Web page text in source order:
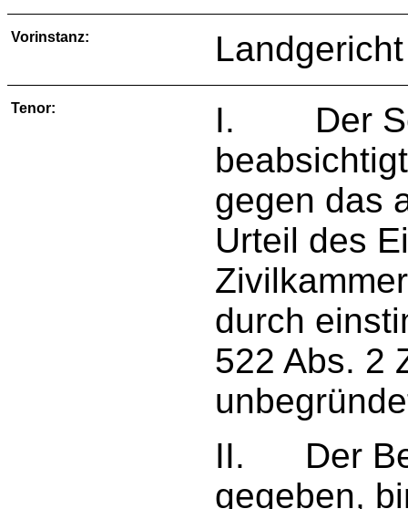
Vorinstanz:
Tenor:
I. Der
gegen das
Urteil des
durch
522 Abs. 2
II. Der
gegeben,